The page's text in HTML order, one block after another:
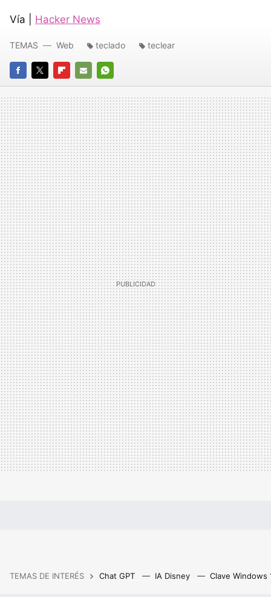
Vía | Hacker News
FACEBOOK
TWITTERFLIPBOARD
E-
MAIL
WHATSAPP
TEMAS Web teclado teclear
TEMAS DE INTERÉS Chat GPT IA Disney Clave Windows